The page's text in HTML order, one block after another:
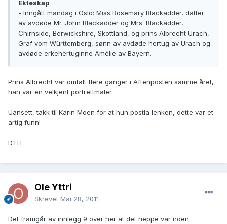
Ekteskap
- Inngått mandag i Oslo: Miss Rosemary Blackadder, datter
av avdøde Mr. John Blackadder og Mrs. Blackadder,
Chirnside, Berwickshire, Skottland, og prins Albrecht Urach,
Graf vom Württemberg, sønn av avdøde hertug av Urach og
avdøde erkehertuginne Amélie av Bayern.
Prins Albrecht var omtalt flere ganger i Aftenposten samme året,
han var en velkjent portrettmaler.
Uansett, takk til Karin Moen for at hun postla lenken, dette var et
artig funn!
DTH
Ole Yttri
Skrevet Mai 28, 2011
Det framgår av innlegg 9 over her at det neppe var noen